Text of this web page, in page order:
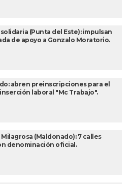
(Punta del Este): impulsan
de apoyo a Gonzalo Moratorio.
abren preinscripciones para el
laboral "Mc Trabajo".
Milagrosa (Maldonado): 7 calles
denominación oficial.